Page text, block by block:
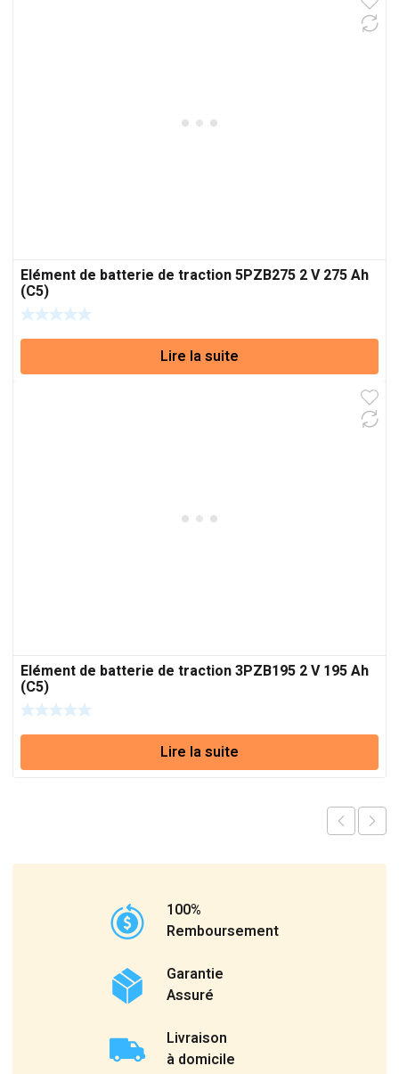
Elément de batterie de traction 5PZB275 2 V 275 Ah
(C5)
Lire la suite
Elément de batterie de traction 3PZB195 2 V 195 Ah
(C5)
Lire la suite
100%
Remboursement
Garantie
Assuré
Livraison
à domicile